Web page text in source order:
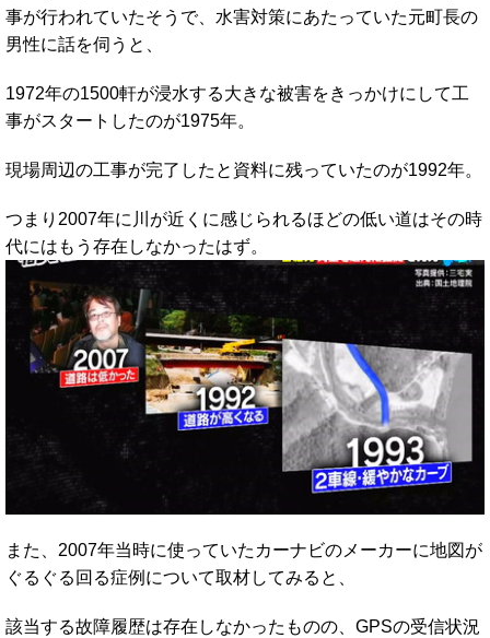
事が行われていたそうで、水害対策にあたっていた元町長の
男性に話を伺うと、
1972年の1500軒が浸水する大きな被害をきっかけにして工
事がスタートしたのが1975年。
現場周辺の工事が完了したと資料に残っていたのが1992年。
つまり2007年に川が近くに感じられるほどの低い道はその時
代にはもう存在しなかったはず。
また、2007年当時に使っていたカーナビのメーカーに地図が
ぐるぐる回る症例について取材してみると、
該当する故障履歴は存在しなかったものの、GPSの受信状況